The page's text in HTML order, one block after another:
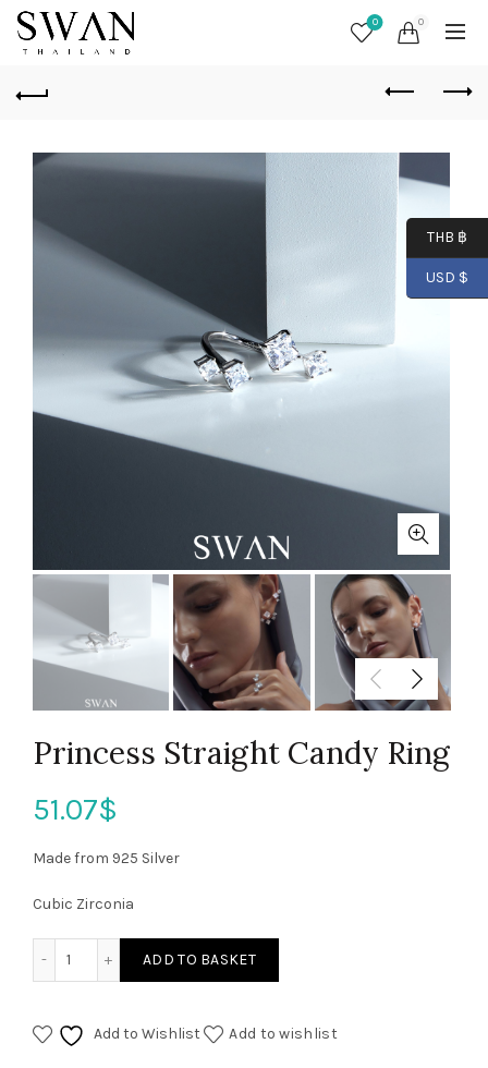
0 0
Princess Straight Candy Ring
51.07$
Made from 925 Silver
Cubic Zirconia
ADD TO BASKET
Add to Wishlist Add to wishlist
THB ฿
USD $